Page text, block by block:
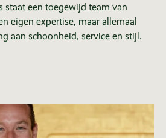
staat een toegewijd team van
eigen expertise, maar allemaal
aan schoonheid, service en stijl.